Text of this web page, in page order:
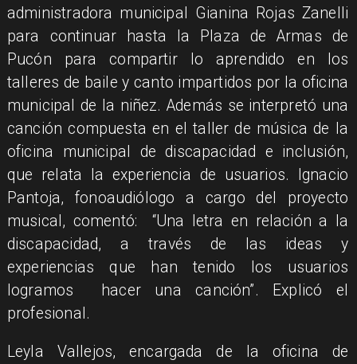
administradora municipal Gianina Rojas Zanelli
para continuar hasta la Plaza de Armas de
Pucón para compartir lo aprendido en los
talleres de baile y canto impartidos por la oficina
municipal de la niñez. Además se interpretó una
canción compuesta en el taller de música de la
oficina municipal de discapacidad e inclusión,
que relata la experiencia de usuarios. Ignacio
Pantoja, fonoaudiólogo a cargo del proyecto
musical, comentó: “Una letra en relación a la
discapacidad, a través de las ideas y
experiencias que han tenido los usuarios
logramos hacer una canción”. Explicó el
profesional.
Leyla Vallejos, encargada de la oficina de